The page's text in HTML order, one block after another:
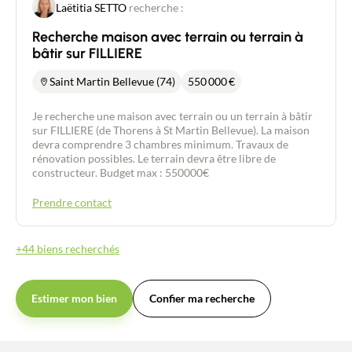
Laëtitia SETTO recherche :
Recherche maison avec terrain ou terrain à
bâtir sur FILLIERE
Saint Martin Bellevue (74) 550 000€
Je recherche une maison avec terrain ou un terrain à bâtir
sur FILLIERE (de Thorens à St Martin Bellevue). La maison
devra comprendre 3 chambres minimum. Travaux de
rénovation possibles. Le terrain devra être libre de
constructeur. Budget max : 550000€
Prendre contact
+44 biens recherchés
Estimer mon bien Confier ma recherche